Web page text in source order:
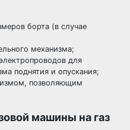
борта (в случае
механизма;
для
поднятия и опускания;
позволяющим
машины на газ